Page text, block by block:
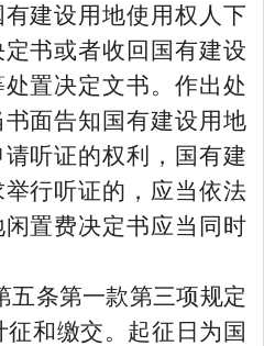
建设用地使用权人下
书或者收回国有建设
置决定文书。作出处
面告知国有建设用地
听证的权利，国有建
行听证的，应当依法
置费决定书应当同时
五条第一款第三项规定
征和缴交。起征日为国